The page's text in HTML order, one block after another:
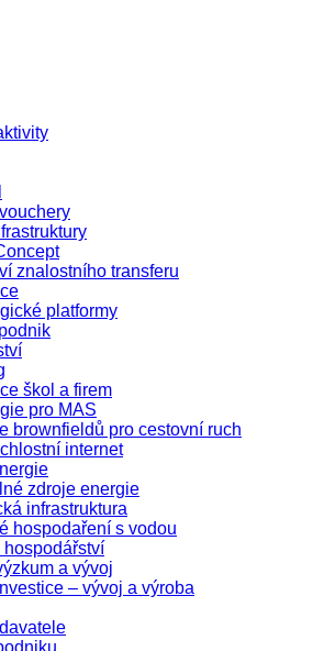
znalostního transferu
platformy
škol a firem
pro MAS
brownfieldů pro cestovní ruch
internet
zdroje energie
infrastruktura
hospodaření s vodou
hospodářství
a vývoj
– vývoj a výroba